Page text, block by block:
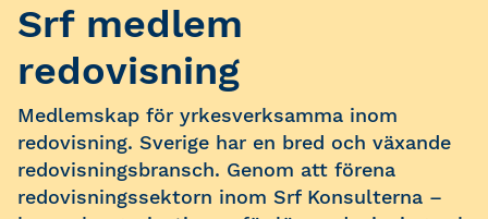
Srf medlem
redovisning
Medlemskap för yrkesverksamma inom
redovisning. Sverige har en bred och växande
redovisningsbransch. Genom att förena
redovisningssektorn inom Srf Konsulterna –